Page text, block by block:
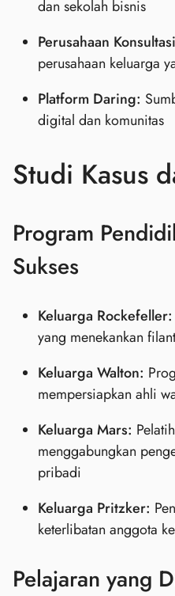
dan sekolah bisnis
Perusahaan
perusahaan keluarga
Platform Daring:
digital dan komunitas
Studi Kasus
Program
Sukses
Keluarga Rockefeller:
yang menekankan
Keluarga Walton:
mempersiapkan ahli
Keluarga Mars:
menggabungkan
pribadi
Keluarga Pritzker:
keterlibatan anggota
Pelajaran yang